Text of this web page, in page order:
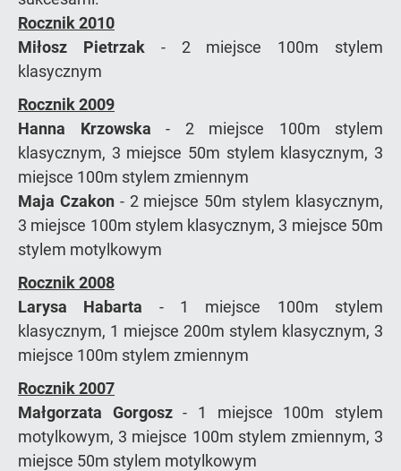
Rocznik 2010
Miłosz Pietrzak- 2 miejsce 100m stylem
klasycznym
Rocznik 2009
Hanna Krzowska - 2 miejsce 100m stylem
klasycznym, 3 miejsce 50m stylem klasycznym, 3
miejsce 100m stylem zmiennym
Maja Czakon- 2 miejsce 50m stylem klasycznym,
3 miejsce 100m stylem klasycznym, 3 miejsce 50m
stylem motylkowym
Rocznik 2008
Larysa Habarta - 1 miejsce 100m stylem
klasycznym, 1 miejsce 200m stylem klasycznym, 3
miejsce 100m stylem zmiennym
Rocznik 2007
Małgorzata Gorgosz- 1 miejsce 100m stylem
motylkowym, 3 miejsce 100m stylem zmiennym, 3
miejsce 50m stylem motylkowym